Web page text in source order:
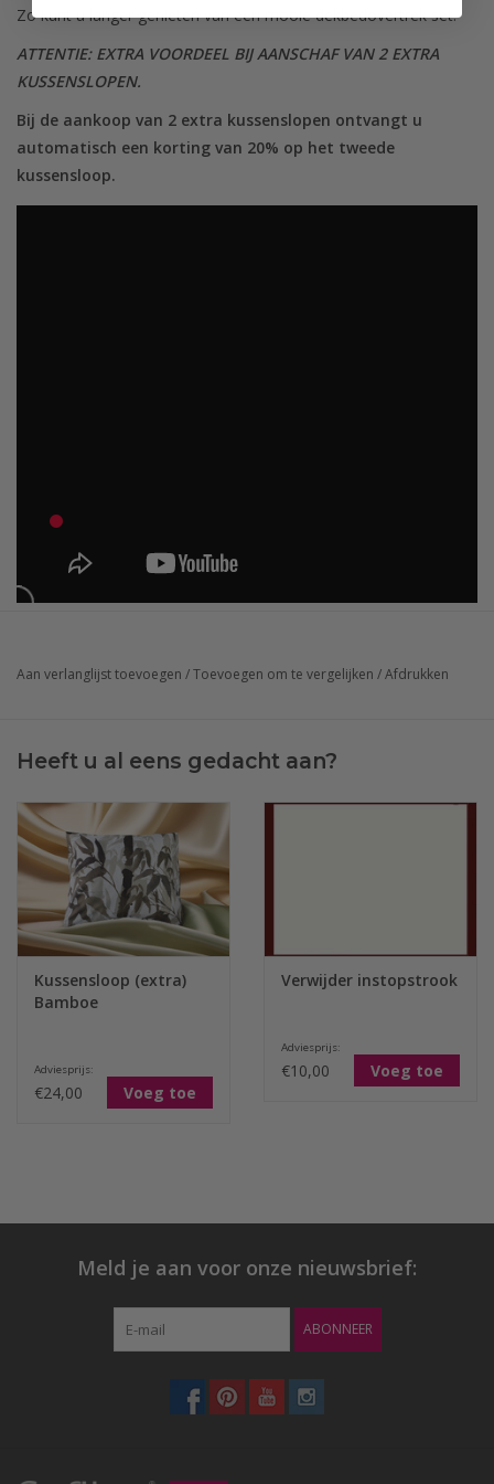
Zo kunt u langer genieten van een mooie dekbedovertrek set.
ATTENTIE: EXTRA VOORDEEL BIJ AANSCHAF VAN 2 EXTRA
KUSSENSLOPEN.
Bij de aankoop van 2 extra kussenslopen ontvangt u
automatisch een korting van 20% op het tweede
kussensloop.
Aan verlanglijst toevoegen /Toevoegen om te vergelijken /Afdrukken
Heeft u al eens gedacht aan?
Kussensloop (extra)
Bamboe
Adviesprijs:
€24,00 Voeg toe
Verwijder instopstrook
Adviesprijs:
€10,00 Voeg toe
Meld je aan voor onze nieuwsbrief:
ABONNEER